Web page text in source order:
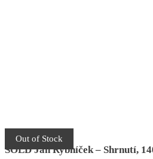
Out of Stock
SOLD Jan Rybníček – Shrnutí,